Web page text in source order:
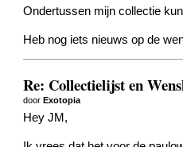
Ondertussen mijn collectie
Heb nog iets nieuws op de
Re: Collectielijst en
door Exotopia
Hey JM,